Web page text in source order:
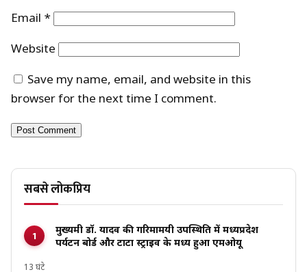
Email *
Website
Save my name, email, and website in this
browser for the next time I comment.
सबसे लोकप्रिय
मुख्यमंत्री डॉ. यादव की गरिमामयी उपस्थिति में मध्यप्रदेश
पर्यटन बोर्ड और टाटा स्ट्राइव के मध्य हुआ एमओयू
13 घंटे